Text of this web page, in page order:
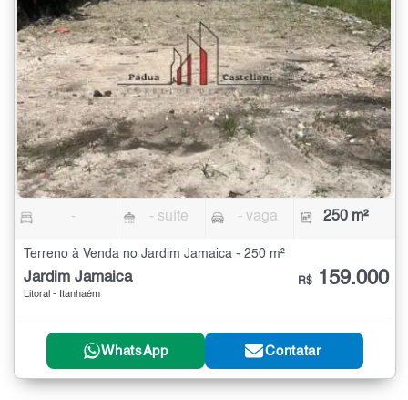
- - suíte - vaga 250 m²
Terreno à Venda no Jardim Jamaica - 250 m²
Jardim Jamaica
Litoral - Itanhaém
R$ 159.000
WhatsApp Contatar